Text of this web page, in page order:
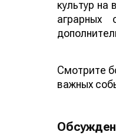
культур
Смотрите
важных